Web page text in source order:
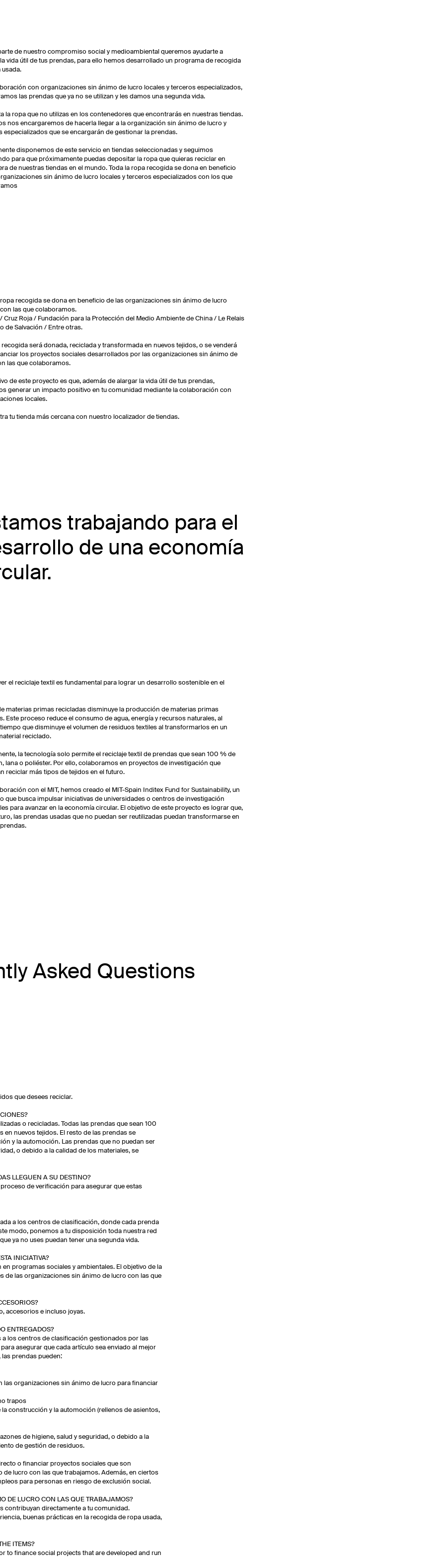
de nuestro compromiso social y medioambiental queremos ayudarte a
vida útil de tus prendas, para ello hemos desarrollado un programa de recogida
usada.
con organizaciones sin ánimo de lucro locales y terceros especializados,
las prendas que ya no se utilizan y les damos una segunda vida.
la ropa que no utilizas en los contenedores que encontrarás en nuestras tiendas.
nos encargaremos de hacerla llegar a la organización sin ánimo de lucro y
especializados que se encargarán de gestionar la prendas.
disponemos de este servicio en tiendas seleccionadas y seguimos
para que próximamente puedas depositar la ropa que quieras reciclar en
de nuestras tiendas en el mundo. Toda la ropa recogida se dona en beneficio
sin ánimo de lucro locales y terceros especializados con los que
ropa recogida se dona en beneficio de las organizaciones sin ánimo de lucro
con las que colaboramos.
Cruz Roja / Fundación para la Protección del Medio Ambiente de China / Le Relais
de Salvación / Entre otras.
recogida será donada, reciclada y transformada en nuevos tejidos, o se venderá
los proyectos sociales desarrollados por las organizaciones sin ánimo de
las que colaboramos.
de este proyecto es que, además de alargar la vida útil de tus prendas,
generar un impacto positivo en tu comunidad mediante la colaboración con
locales.
tu tienda más cercana con nuestro localizador de tiendas.
trabajando para el
de una economía
el reciclaje textil es fundamental para lograr un desarrollo sostenible en el
materias primas recicladas disminuye la producción de materias primas
Este proceso reduce el consumo de agua, energía y recursos naturales, al
que disminuye el volumen de residuos textiles al transformarlos en un
reciclado.
la tecnología solo permite el reciclaje textil de prendas que sean 100 % de
lana o poliéster. Por ello, colaboramos en proyectos de investigación que
reciclar más tipos de tejidos en el futuro.
con el MIT, hemos creado el MIT-Spain Inditex Fund for Sustainability, un
que busca impulsar iniciativas de universidades o centros de investigación
para avanzar en la economía circular. El objetivo de este proyecto es lograr que,
las prendas usadas que no puedan ser reutilizadas puedan transformarse en
Asked Questions
que desees reciclar.
o recicladas. Todas las prendas que sean 100
nuevos tejidos. El resto de las prendas se
y la automoción. Las prendas que no puedan ser
o debido a la calidad de los materiales, se
LLEGUEN A SU DESTINO?
de verificación para asegurar que estas
a los centros de clasificación, donde cada prenda
modo, ponemos a tu disposición toda nuestra red
ya no uses puedan tener una segunda vida.
INICIATIVA?
programas sociales y ambientales. El objetivo de la
de las organizaciones sin ánimo de lucro con las que
accesorios e incluso joyas.
ENTREGADOS?
a los centros de clasificación gestionados por las
asegurar que cada artículo sea enviado al mejor
prendas pueden:
las organizaciones sin ánimo de lucro para financiar
trapos
la construcción y la automoción (rellenos de asientos,
de higiene, salud y seguridad, o debido a la
de gestión de residuos.
o financiar proyectos sociales que son
lucro con las que trabajamos. Además, en ciertos
para personas en riesgo de exclusión social.
DE LUCRO CON LAS QUE TRABAJAMOS?
contribuyan directamente a tu comunidad.
buenas prácticas en la recogida de ropa usada,
ITEMS?
to finance social projects that are developed and run